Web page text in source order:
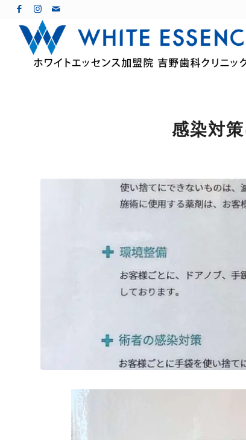
感染対